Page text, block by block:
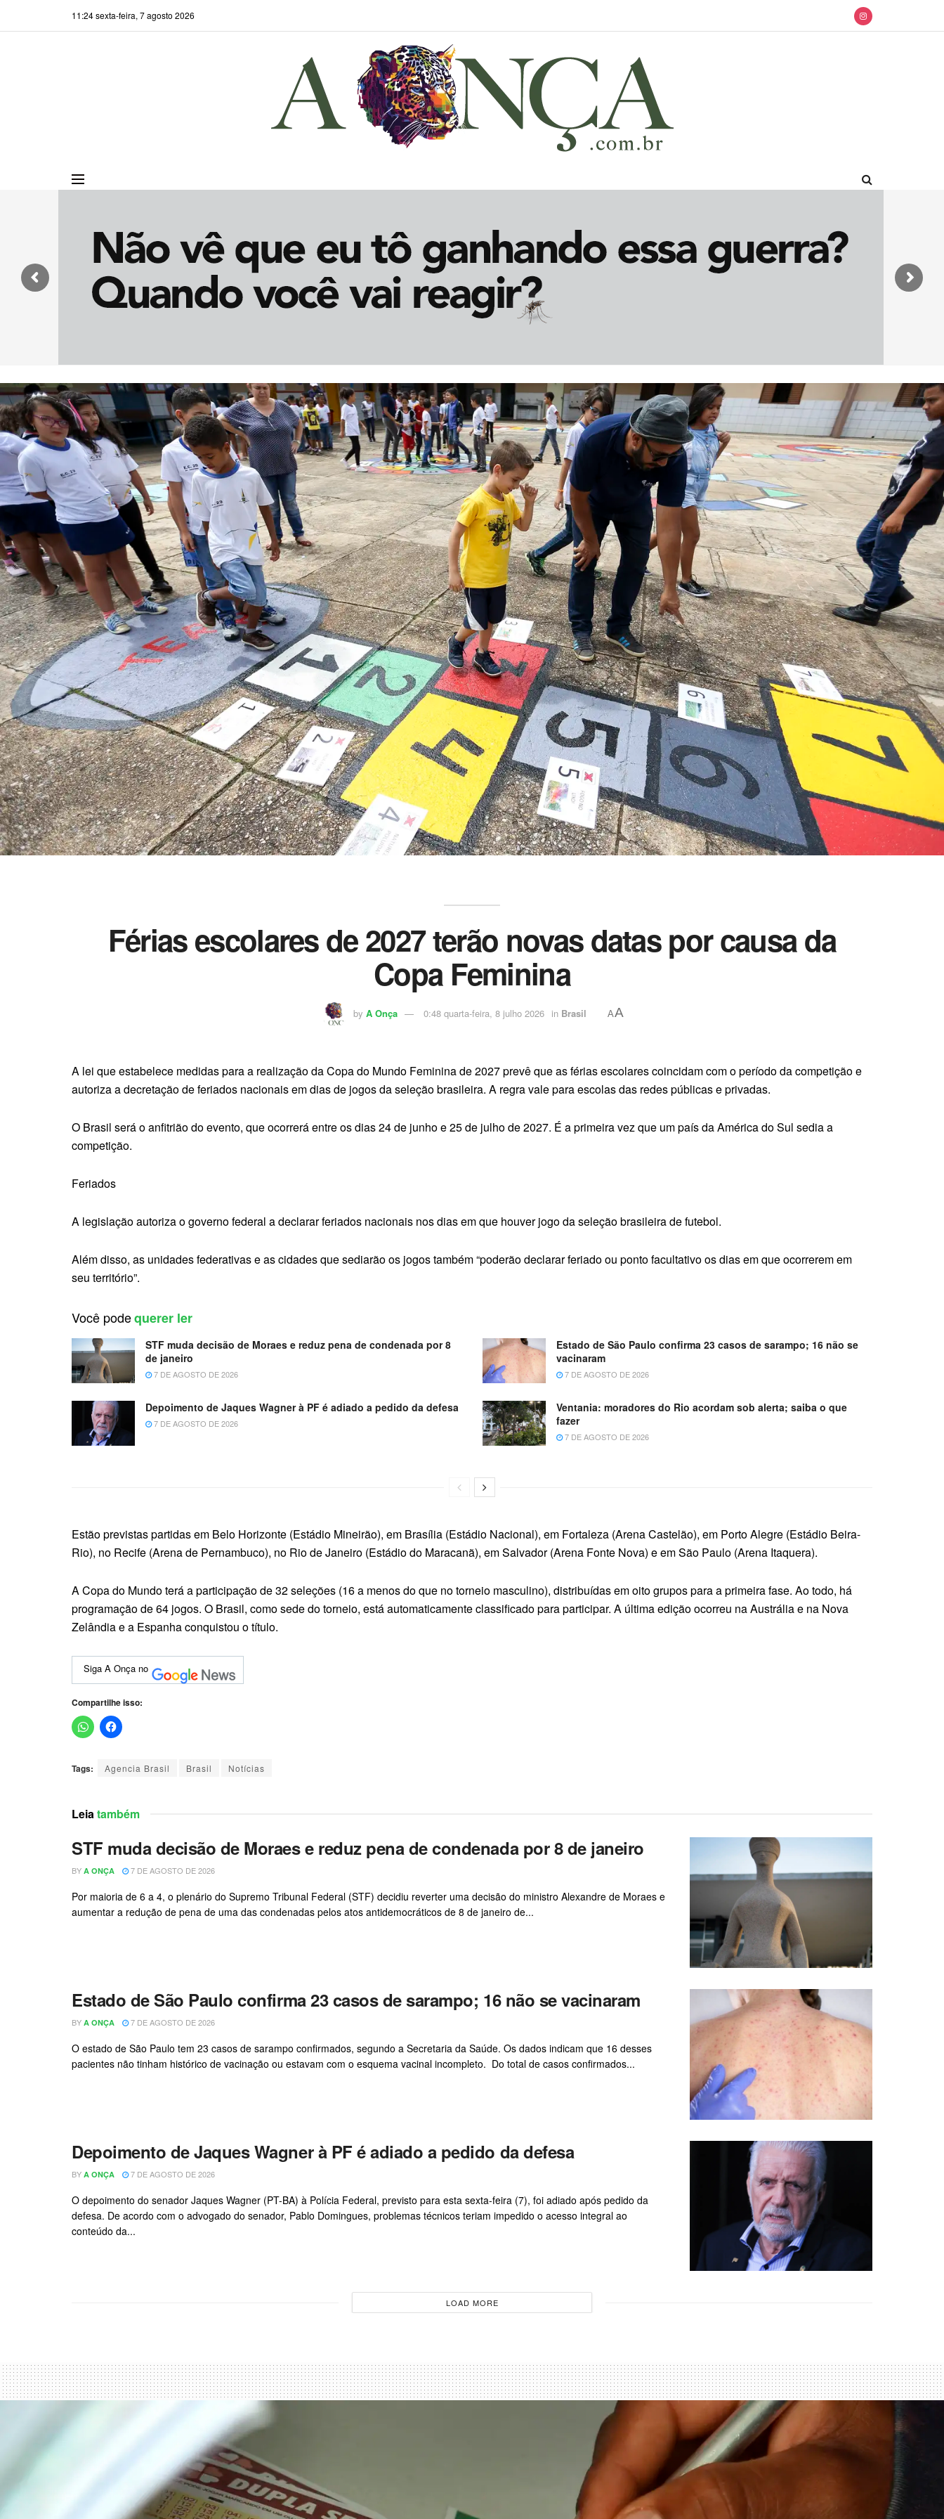
11:24 sexta-feira, 7 agosto 2026
Férias escolares de 2027 terão novas datas por causa da
Copa Feminina
by A Onça 0:48 quarta-feira, 8 julho 2026 in Brasil AA
A lei que estabelece medidas para a realização da Copa do Mundo Feminina de 2027 prevê que as férias escolares coincidam com o período da competição e
autoriza a decretação de feriados nacionais em dias de jogos da seleção brasileira. A regra vale para escolas das redes públicas e privadas.
O Brasil será o anfitrião do evento, que ocorrerá entre os dias 24 de junho e 25 de julho de 2027. É a primeira vez que um país da América do Sul sedia a
competição.
Feriados
A legislação autoriza o governo federal a declarar feriados nacionais nos dias em que houver jogo da seleção brasileira de futebol.
Além disso, as unidades federativas e as cidades que sediarão os jogos também “poderão declarar feriado ou ponto facultativo os dias em que ocorrerem em
seu território”.
Você podequerer ler
STF muda decisão de Moraes e reduz pena de condenada por 8
de janeiro
7 DE AGOSTO DE 2026
Estado de São Paulo confirma 23 casos de sarampo; 16 não se
vacinaram
7 DE AGOSTO DE 2026
Depoimento de Jaques Wagner à PF é adiado a pedido da defesa
7 DE AGOSTO DE 2026
Ventania: moradores do Rio acordam sob alerta; saiba o que
fazer
7 DE AGOSTO DE 2026
Estão previstas partidas em Belo Horizonte (Estádio Mineirão), em Brasília (Estádio Nacional), em Fortaleza (Arena Castelão), em Porto Alegre (Estádio Beira-
Rio), no Recife (Arena de Pernambuco), no Rio de Janeiro (Estádio do Maracanã), em Salvador (Arena Fonte Nova) e em São Paulo (Arena Itaquera).
A Copa do Mundo terá a participação de 32 seleções (16 a menos do que no torneio masculino), distribuídas em oito grupos para a primeira fase. Ao todo, há
programação de 64 jogos. O Brasil, como sede do torneio, está automaticamente classificado para participar. A última edição ocorreu na Austrália e na Nova
Zelândia e a Espanha conquistou o título.
Siga A Onça no
Compartilhe isso:
Tags: Agencia Brasil Brasil Notícias
Leiatambém
STF muda decisão de Moraes e reduz pena de condenada por 8 de janeiro
BY A ONÇA 7 DE AGOSTO DE 2026
Por maioria de 6 a 4, o plenário do Supremo Tribunal Federal (STF) decidiu reverter uma decisão do ministro Alexandre de Moraes e
aumentar a redução de pena de uma das condenadas pelos atos antidemocráticos de 8 de janeiro de...
Estado de São Paulo confirma 23 casos de sarampo; 16 não se vacinaram
BY A ONÇA 7 DE AGOSTO DE 2026
O estado de São Paulo tem 23 casos de sarampo confirmados, segundo a Secretaria da Saúde. Os dados indicam que 16 desses
pacientes não tinham histórico de vacinação ou estavam com o esquema vacinal incompleto. Do total de casos confirmados...
Depoimento de Jaques Wagner à PF é adiado a pedido da defesa
BY A ONÇA 7 DE AGOSTO DE 2026
O depoimento do senador Jaques Wagner (PT-BA) à Polícia Federal, previsto para esta sexta-feira (7), foi adiado após pedido da
defesa. De acordo com o advogado do senador, Pablo Domingues, problemas técnicos teriam impedido o acesso integral ao
conteúdo da...
LOAD MORE